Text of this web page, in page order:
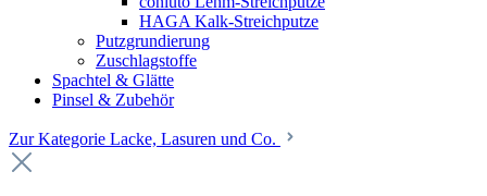
HAGA Kalk-Streichputze
Putzgrundierung
Zuschlagstoffe
Spachtel & Glätte
Pinsel & Zubehör
Zur Kategorie Lacke, Lasuren und Co.